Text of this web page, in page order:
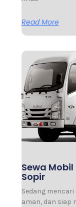
Read More
Sewa
Sopir
Sedang
aman, dan siap